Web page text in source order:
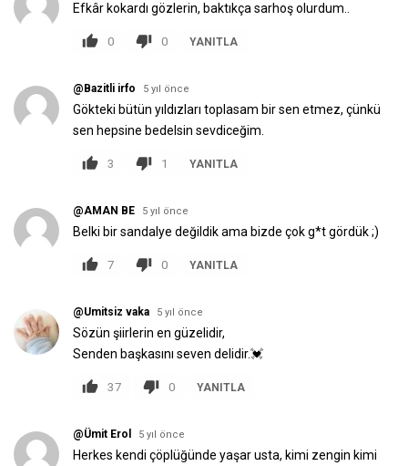
Efkâr kokardı gözlerin, baktıkça sarhoş olurdum..
0 0 YANITLA
@Bazitli irfo 5 yıl önce
Gökteki bütün yıldızları toplasam bir sen etmez, çünkü
sen hepsine bedelsin sevdiceğim.
3 1 YANITLA
@AMAN BE 5 yıl önce
Belki bir sandalye değildik ama bizde çok g*t gördük ;)
7 0 YANITLA
@Umitsiz vaka 5 yıl önce
Sözün şiirlerin en güzelidir,
Senden başkasını seven delidir.💓
37 0 YANITLA
@Ümit Erol 5 yıl önce
Herkes kendi çöplüğünde yaşar usta, kimi zengin kimi